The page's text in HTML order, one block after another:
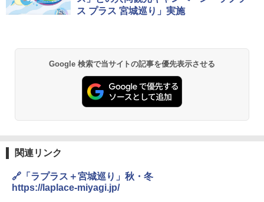
ス プラス 宮城巡り」実施
Google 検索で当サイトの記事を優先表示させる
関連リンク
🔗「ラプラス＋宮城巡り」秋・冬
https://laplace-miyagi.jp/